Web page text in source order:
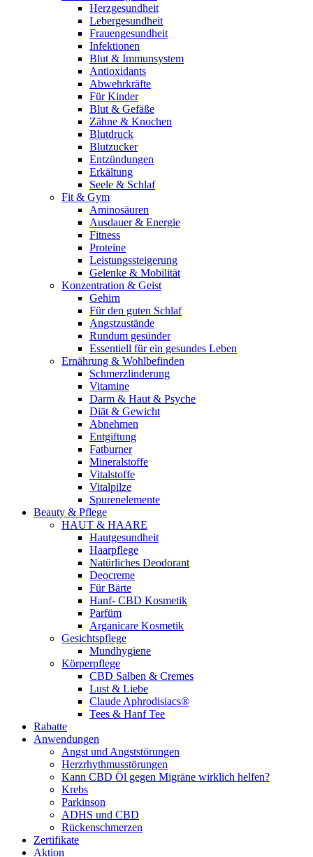
Herzgesundheit
Lebergesundheit
Frauengesundheit
Infektionen
Blut & Immunsystem
Antioxidants
Abwehrkräfte
Für Kinder
Blut & Gefäße
Zähne & Knochen
Blutdruck
Blutzucker
Entzündungen
Erkältung
Seele & Schlaf
Fit & Gym
Aminosäuren
Ausdauer & Energie
Fitness
Proteine
Leistungssteigerung
Gelenke & Mobilität
Konzentration & Geist
Gehirn
Für den guten Schlaf
Angstzustände
Rundum gesünder
Essentiell für ein gesundes Leben
Ernährung & Wohlbefinden
Schmerzlinderung
Vitamine
Darm & Haut & Psyche
Diät & Gewicht
Abnehmen
Entgiftung
Fatburner
Mineralstoffe
Vitalstoffe
Vitalpilze
Spurenelemente
Beauty & Pflege
HAUT & HAARE
Hautgesundheit
Haarpflege
Natürliches Deodorant
Deocreme
Für Bärte
Hanf- CBD Kosmetik
Parfüm
Arganicare Kosmetik
Gesichtspflege
Mundhygiene
Körperpflege
CBD Salben & Cremes
Lust & Liebe
Claude Aphrodisiacs®
Tees & Hanf Tee
Rabatte
Anwendungen
Angst und Angststörungen
Herzrhythmusstörungen
Kann CBD Öl gegen Migräne wirklich helfen?
Krebs
Parkinson
ADHS und CBD
Rückenschmerzen
Zertifikate
Aktion